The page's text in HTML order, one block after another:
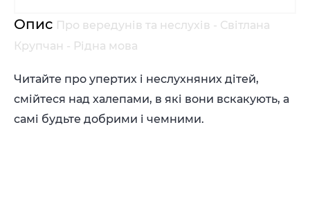
Опис Про вередунів та неслухів - Світлана
Крупчан - Рідна мова
Читайте про упертих і неслухняних дітей,
смійтеся над халепами, в які вони вскакують, а
самі будьте добрими і чемними.